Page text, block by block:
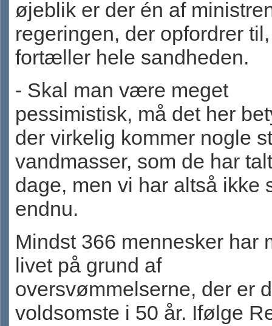
øjeblik er der én af
regeringen, der opfordrer
fortæller hele sandheden.
- Skal man være meget
pessimistisk, må det her
der virkelig kommer nogle
vandmasser, som de har
dage, men vi har altså ikke
endnu.
Mindst 366 mennesker har
livet på grund af
oversvømmelserne, der er
voldsomste i 50 år. Ifølge